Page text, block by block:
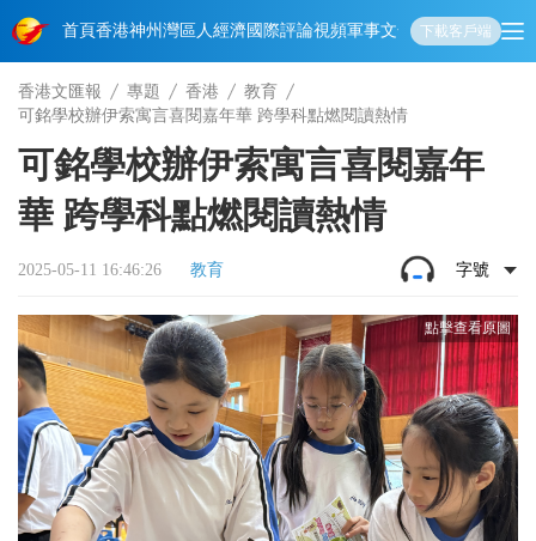
首頁香港神州 灣區人經濟國際評論視頻軍事文化 娛樂生活教育體
下載客戶端
香港文匯報 專題 香港
教育
可銘學校辦伊索寓言喜閱嘉年華 跨學科點燃閱讀熱情
可銘學校辦伊索寓言喜閱嘉年
華 跨學科點燃閱讀熱情
2025-05-11 16:46:26 教育 字號